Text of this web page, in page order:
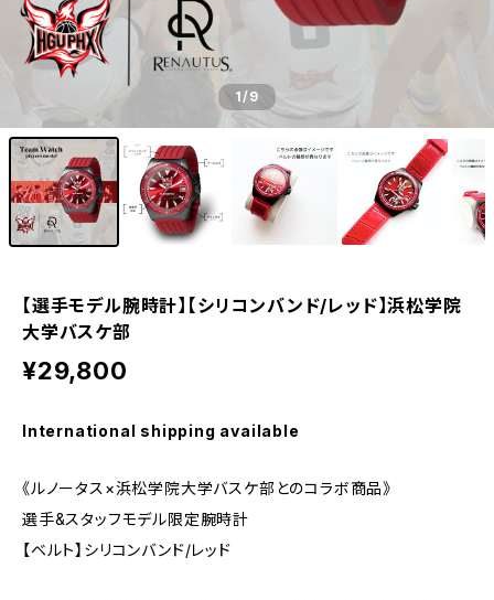
1/9
【選手モデル腕時計】【シリコンバンド/レッド】浜松学院
大学バスケ部
¥29,800
International shipping available
《ルノータス×浜松学院大学バスケ部とのコラボ商品》
選手&スタッフモデル限定腕時計
【ベルト】シリコンバンド/レッド